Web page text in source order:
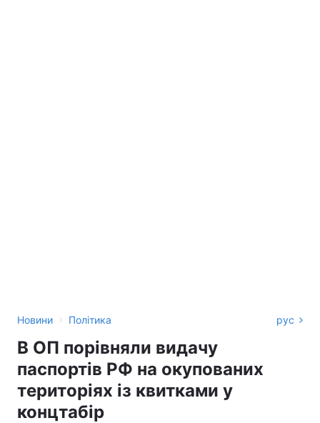
Новини › Політика рус
В ОП порівняли видачу
паспортів РФ на окупованих
територіях із квитками у
концтабір